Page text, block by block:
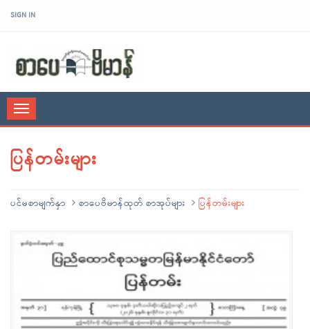
SIGN IN
Toggle
navigation
ပြန်တမ်းများ
ပင်မစာမျက်နှာ စာပေဗိမာန်ထုတ် စာအုပ်များ ပြန်တမ်းများ